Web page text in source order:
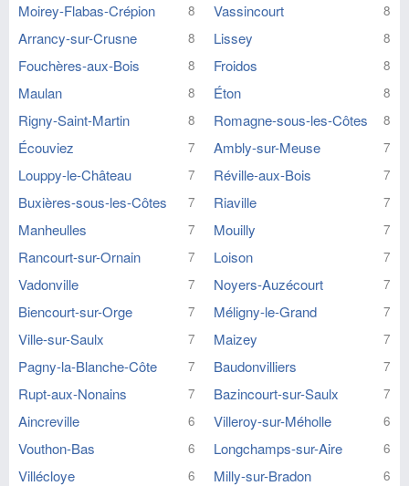
Moirey-Flabas-Crépion 8 Vassincourt 8
Arrancy-sur-Crusne 8 Lissey 8
Fouchères-aux-Bois 8 Froidos 8
Maulan 8 Éton 8
Rigny-Saint-Martin 8 Romagne-sous-les-Côtes 8
Écouviez 7 Ambly-sur-Meuse 7
Louppy-le-Château 7 Réville-aux-Bois 7
Buxières-sous-les-Côtes 7 Riaville 7
Manheulles 7 Mouilly 7
Rancourt-sur-Ornain 7 Loison 7
Vadonville 7 Noyers-Auzécourt 7
Biencourt-sur-Orge 7 Méligny-le-Grand 7
Ville-sur-Saulx 7 Maizey 7
Pagny-la-Blanche-Côte 7 Baudonvilliers 7
Rupt-aux-Nonains 7 Bazincourt-sur-Saulx 7
Aincreville 6 Villeroy-sur-Méholle 6
Vouthon-Bas 6 Longchamps-sur-Aire 6
Villécloye 6 Milly-sur-Bradon 6